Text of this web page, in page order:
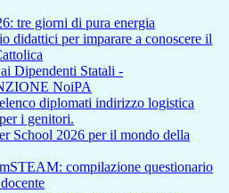
tre giorni di pura energia
didattici per imparare a conoscere il
Dipendenti Statali -
NoiPA
diplomati indirizzo logistica
i genitori.
School 2026 per il mondo della
compilazione questionario